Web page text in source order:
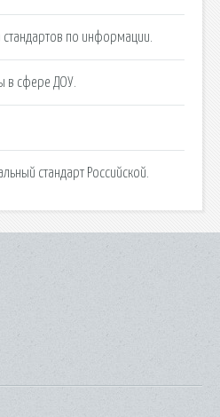
по информации.
в сфере ДОУ.
стандарт Российской.